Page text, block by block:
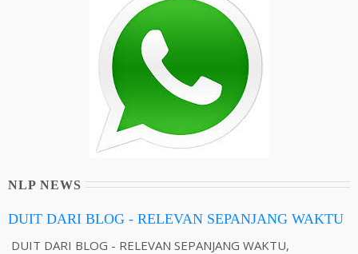
NLP NEWS
DUIT DARI BLOG - RELEVAN SEPANJANG WAKTU
DUIT DARI BLOG - RELEVAN SEPANJANG WAKTU,